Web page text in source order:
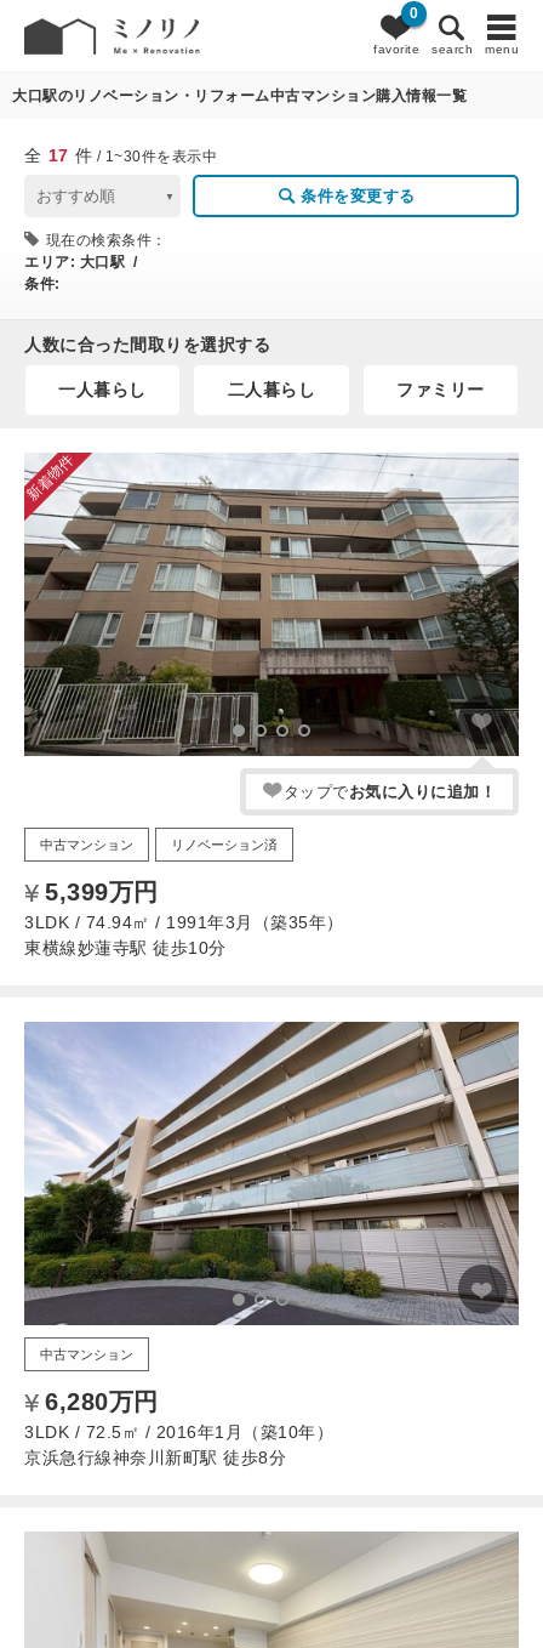
favorite
0
search menu
17 条件変更
大口駅のリノベーション・リフォーム中古マンション購入情報一覧
全 17 件 / 1~30件を表示中
条件を変更する
現在の検索条件：
エリア: 大口駅 /
条件:
人数に合った間取りを選択する
一人暮らし 二人暮らし ファミリー
新着物件
タップでお気に入りに追加！
中古マンション リノベーション済
5,399万円
3LDK / 74.94㎡ / 1991年3月（築35年）
東横線妙蓮寺駅 徒歩10分
中古マンション
6,280万円
3LDK / 72.5㎡ / 2016年1月（築10年）
京浜急行線神奈川新町駅 徒歩8分